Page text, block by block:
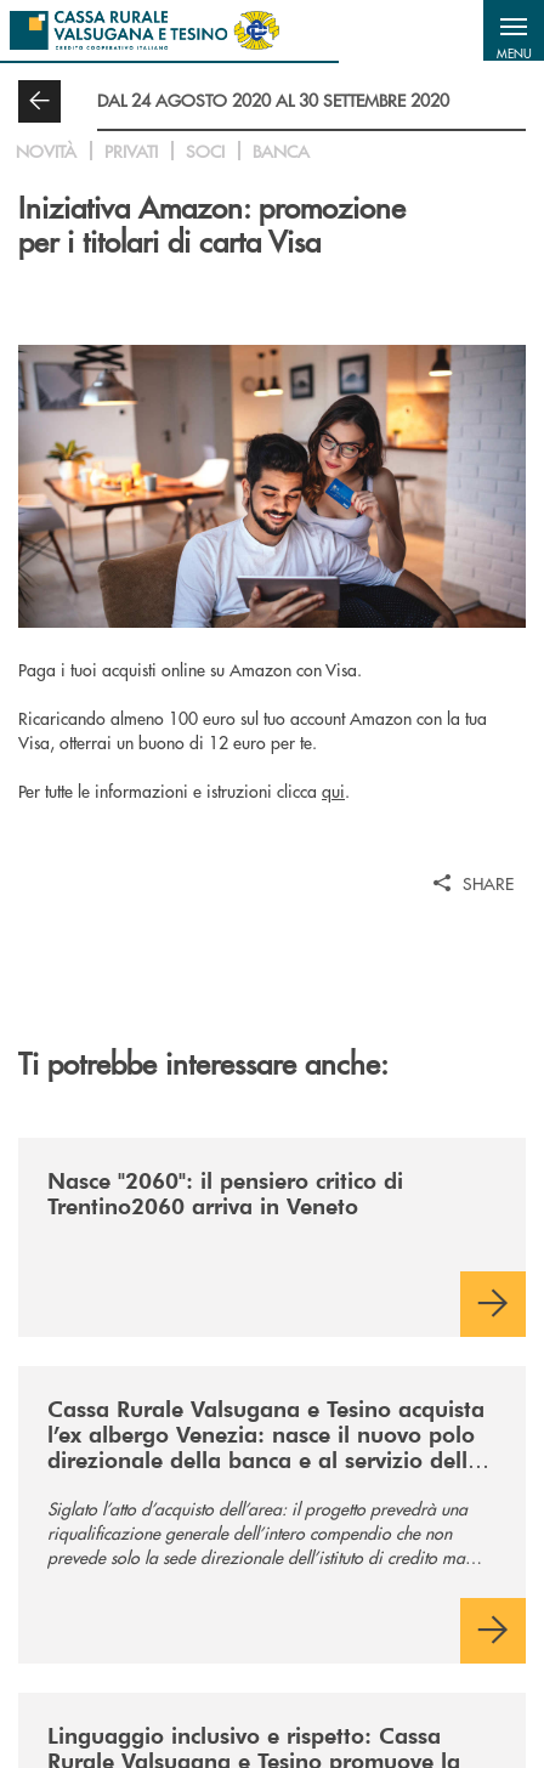
Salta al contenuto principale
MENU
DAL 24 AGOSTO 2020 AL 30 SETTEMBRE 2020
NOVITÀ PRIVATI SOCI BANCA
Iniziativa Amazon: promozione
per i titolari di carta Visa
Paga i tuoi acquisti online su Amazon con Visa.
Ricaricando almeno 100 euro sul tuo account Amazon con la tua
Visa, otterrai un buono di 12 euro per te.
Per tutte le informazioni e istruzioni clicca qui.
SHARE
Ti potrebbe interessare anche:
Nasce "2060": il pensiero critico di
Trentino2060 arriva in Veneto
Cassa Rurale Valsugana e Tesino acquista
l’ex albergo Venezia: nasce il nuovo polo
direzionale della banca e al servizio della
Siglato l’atto d’acquisto dell’area: il progetto prevedrà una
riqualificazione generale dell’intero compendio che non
prevede solo la sede direzionale dell’istituto di credito ma
Linguaggio inclusivo e rispetto: Cassa
Rurale Valsugana e Tesino promuove la